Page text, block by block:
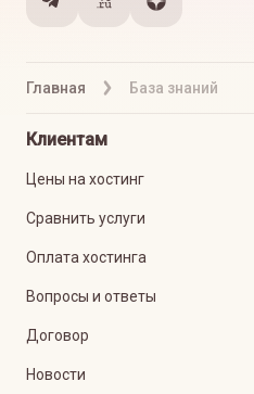
Главная База знаний
Клиентам
Цены на хостинг
Сравнить услуги
Оплата хостинга
Вопросы и ответы
Договор
Новости